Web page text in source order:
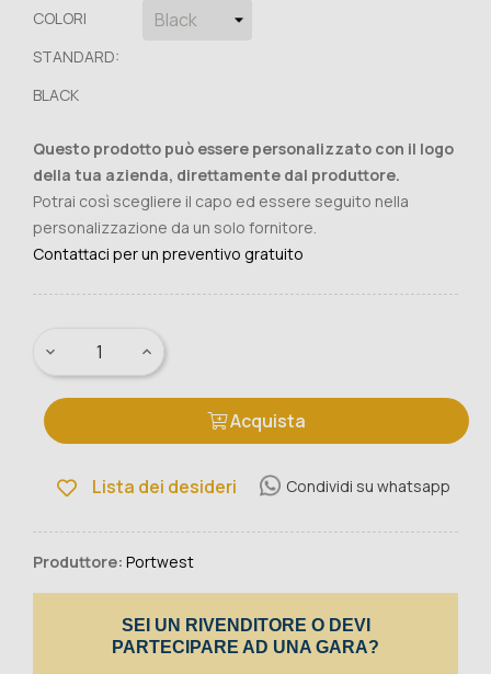
COLORI
STANDARD:
BLACK
Questo prodotto può essere personalizzato con il logo
della tua azienda, direttamente dal produttore.
Potrai così scegliere il capo ed essere seguito nella
personalizzazione da un solo fornitore.
Contattaci per un preventivo gratuito
Acquista
Lista dei desideri Condividi su whatsapp
Produttore: Portwest
SEI UN RIVENDITORE O DEVI
PARTECIPARE AD UNA GARA?